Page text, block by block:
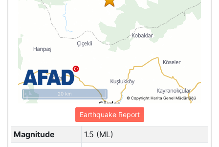
© Copyright Harita Genel Müdürlüğü
20 km
Earthquake Report
Magnitude
1.5 (ML)